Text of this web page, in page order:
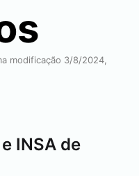
modificação 3/8/2024,
INSA de